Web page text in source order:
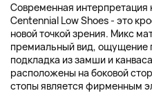
Современная интерпретация
Centennial Low Shoes - это
новой точкой зрения. Микс
премиальный вид, ощущение
подкладка из замши и
расположены на боковой
стопы является фирменным